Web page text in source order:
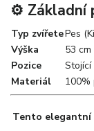
⚙️ Základní
Typ zvířetePes
Výška
53 cm
Pozice
Stojící
Materiál
100%
Tento elegantní